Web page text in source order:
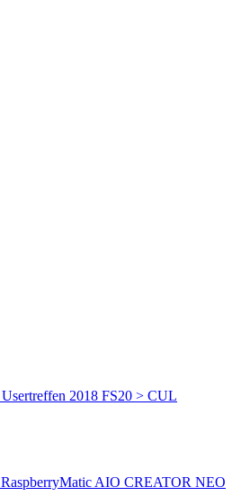
Usertreffen 2018 FS20 > CUL
RaspberryMatic AIO CREATOR NEO